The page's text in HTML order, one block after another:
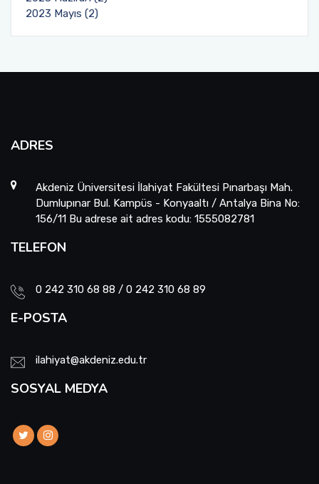
2023 Mayıs (2)
ADRES
Akdeniz Üniversitesi İlahiyat Fakültesi Pınarbaşı Mah.
Dumlupınar Bul. Kampüs - Konyaaltı / Antalya Bina No:
156/11 Bu adrese ait adres kodu: 1555082781
TELEFON
0 242 310 68 88 / 0 242 310 68 89
E-POSTA
ilahiyat@akdeniz.edu.tr
SOSYAL MEDYA